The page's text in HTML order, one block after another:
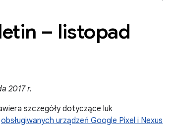
– listopad
2017 r.
szczegóły dotyczące luk
obsługiwanych urządzeń Google Pixel i Nexus